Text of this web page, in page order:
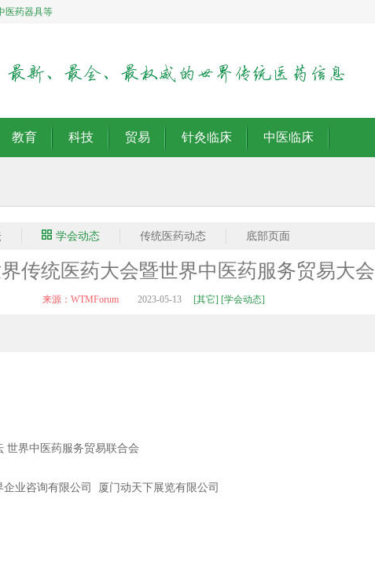
医药器具等
教育 科技 贸易 针灸临床 中医临床
学会动态 传统医药动态 底部页面
传统医药大会暨世界中医药服务贸易大会
来源：WTMForum 2023-05-13 [其它] [学会动态]
世界中医药服务贸易联合会
业咨询有限公司 厦门动天下展览有限公司